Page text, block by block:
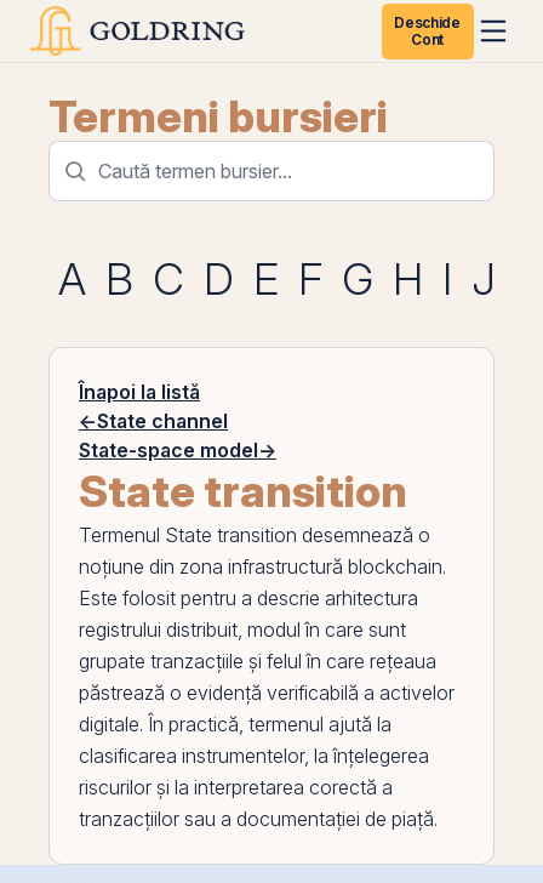
Deschide
Cont
Termeni bursieri
A B C D E F G H I J
Înapoi la listă
←State channel
State-space model→
State transition
Termenul State transition desemnează o
noțiune din zona infrastructură blockchain.
Este folosit pentru a descrie arhitectura
registrului distribuit, modul în care sunt
grupate tranzacțiile și felul în care rețeaua
păstrează o evidență verificabilă a activelor
digitale. În practică, termenul ajută la
clasificarea instrumentelor, la înțelegerea
riscurilor și la interpretarea corectă a
tranzacțiilor sau a documentației de piață.